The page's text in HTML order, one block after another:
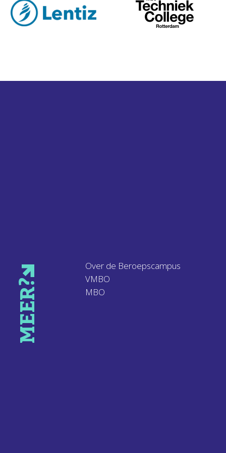
MEER?
Over de Beroepscampus
VMBO
MBO